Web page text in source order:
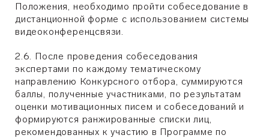
Положения, необходимо пройти собеседование в
дистанционной форме с использованием системы
видеоконференцсвязи.
2.6. После проведения собеседования
экспертами по каждому тематическому
направлению Конкурсного отбора, суммируются
баллы, полученные участниками, по результатам
оценки мотивационных писем и собеседований и
формируются ранжированные списки лиц,
рекомендованных к участию в Программе по